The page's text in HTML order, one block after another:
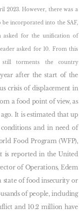
2023. However, there was a
be incorporated into the SAF,
asked for the unification of
asked for 10. From this
torments the country
after the start of the
crisis of displacement in
a food point of view, as
It is estimated that up
and in need of
Food Program (WFP),
is reported in the United
of Operations, Edem
state of food insecurity or
of people, including
and 10.2 million have